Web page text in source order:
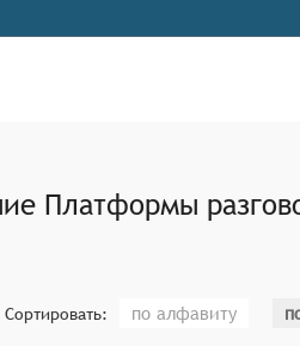
взаимодействия с
(поддержка текстовых и
Платформы
Сортировать: по алфавиту